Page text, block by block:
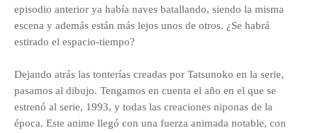
episodio anterior ya había naves batallando, siendo la misma
escena y además están más lejos unos de otros. ¿Se habrá
estirado el espacio-tiempo?
Dejando atrás las tonterías creadas por Tatsunoko en la serie,
pasamos al dibujo. Tengamos en cuenta el año en el que se
estrenó al serie, 1993, y todas las creaciones niponas de la
época. Este anime llegó con una fuerza animada notable, con